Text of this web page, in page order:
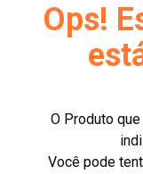
Ops!
O Produto
Você pode